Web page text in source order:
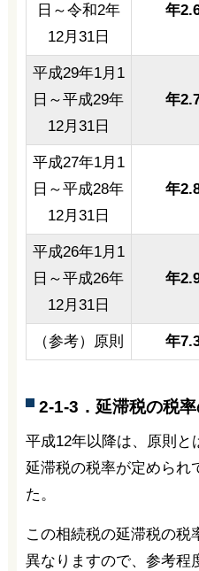
日～令和2年
12月31日
年
平成29年1月1
日～平成29年
12月31日
年
平成27年1月1
日～平成28年
12月31日
年
平成26年1月1
日～平成26年
12月31日
年
（参考）原則 年
2-1-3．延滞税の税
平成12年以降は、原則と
延滞税の税率が定められ
た。
この相続税の延滞税の税
異なりますので、参考程